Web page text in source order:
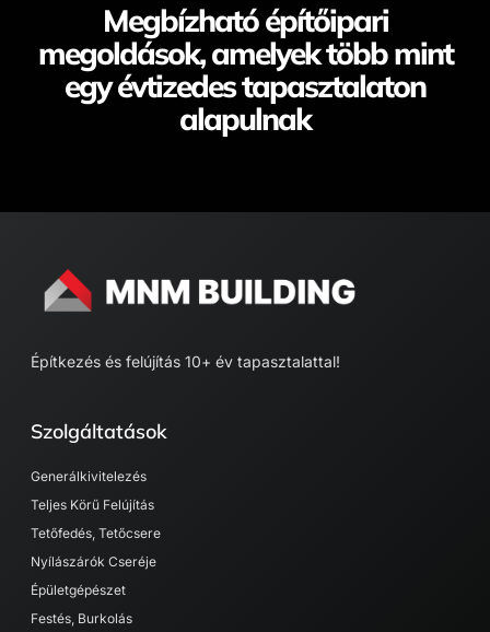
Megbízható építőipari
megoldások, amelyek több mint
egy évtizedes tapasztalaton
alapulnak
Építkezés és felújítás 10+ év tapasztalattal​!
Szolgáltatások
Generálkivitelezés
Teljes Körű Felújítás
Tetőfedés, Tetőcsere
Nyílászárók Cseréje
Épületgépészet
Festés, Burkolás